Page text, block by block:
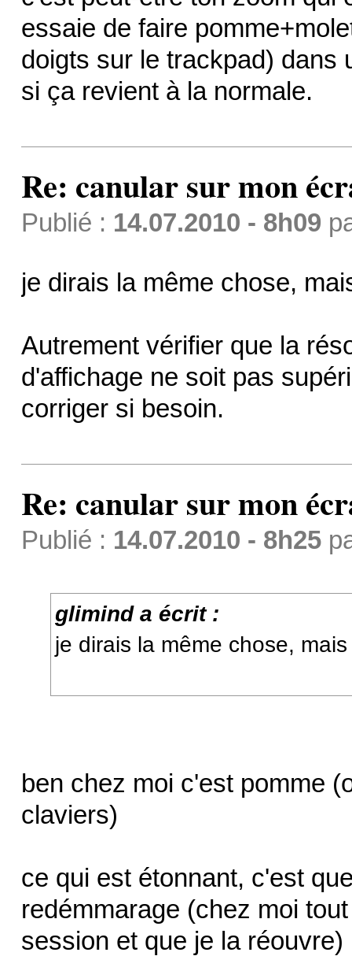
essaie de faire
doigts sur le trackpad) dans
si ça revient à la normale.
Re: canular sur mon
Publié : 14.07.2010 - 8h09
je dirais la même chose,
Autrement vérifier que la
d'affichage ne soit pas
corriger si besoin.
Re: canular sur mon
Publié : 14.07.2010 - 8h25
glimind a écrit :
je dirais la même chose,
ben chez moi c'est pomme
claviers)
ce qui est étonnant, c'est
redémmarage (chez moi
session et que je la réouvre)